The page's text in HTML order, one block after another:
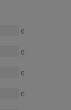
0
0
0
0